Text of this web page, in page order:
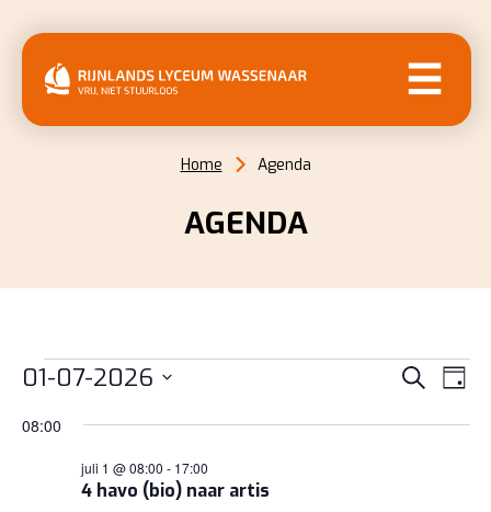
Home Agenda
AGENDA
EVENEMENTEN
IN
Zoeken
Dag
01-07-2026
datum.
08:00
4 havo (bio) naar artis
juli 1 @ 08:00 - 17:00